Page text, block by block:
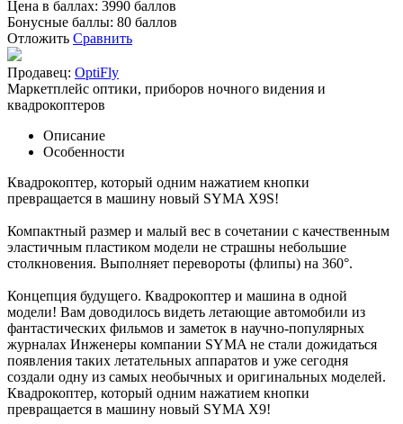
Цена в баллах: 3990 баллов
Бонусные баллы: 80 баллов
Отложить Сравнить
Продавец: OptiFly
Маркетплейс оптики, приборов ночного видения и
квадрокоптеров
Описание
Особенности
Квадрокоптер, который одним нажатием кнопки
превращается в машину новый SYMA X9S!
Компактный размер и малый вес в сочетании с качественным
эластичным пластиком модели не страшны небольшие
столкновения. Выполняет перевороты (флипы) на 360°.
Концепция будущего. Квадрокоптер и машина в одной
модели! Вам доводилось видеть летающие автомобили из
фантастических фильмов и заметок в научно-популярных
журналах Инженеры компании SYMA не стали дожидаться
появления таких летательных аппаратов и уже сегодня
создали одну из самых необычных и оригинальных моделей.
Квадрокоптер, который одним нажатием кнопки
превращается в машину новый SYMA X9!